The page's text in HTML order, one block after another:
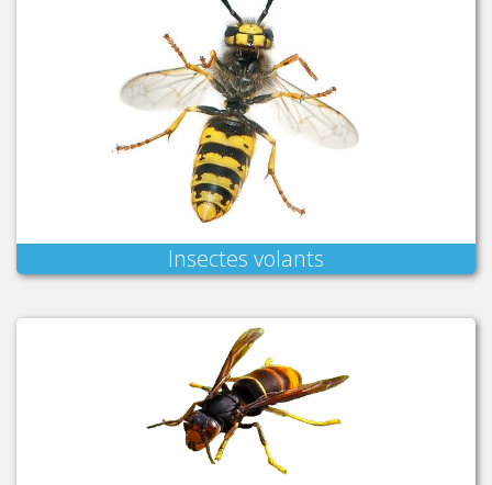
Insectes volants